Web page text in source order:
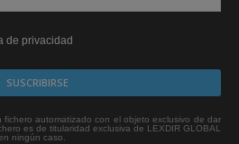
de privacidad
automatizado con el objeto exclusivo de dar
es de titularidad exclusiva de LEXDIR GLOBAL
ningún caso.